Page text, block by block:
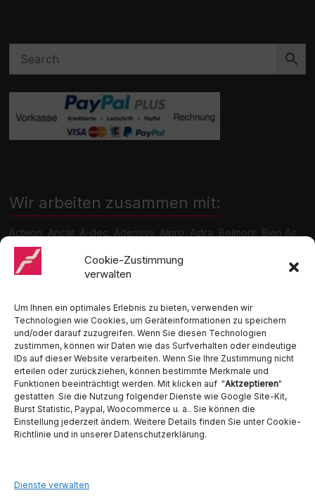
Cookie-Zustimmung
verwalten
Um Ihnen ein optimales Erlebnis zu bieten, verwenden wir
Technologien wie Cookies, um Geräteinformationen zu speichern
und/oder darauf zuzugreifen. Wenn Sie diesen Technologien
zustimmen, können wir Daten wie das Surfverhalten oder eindeutige
IDs auf dieser Website verarbeiten. Wenn Sie Ihre Zustimmung nicht
erteilen oder zurückziehen, können bestimmte Merkmale und
Funktionen beeinträchtigt werden. Mit klicken auf "Aktzeptieren"
gestatten Sie die Nutzung folgender Dienste wie Google Site-Kit,
Burst Statistic, Paypal, Woocommerce u. a.. Sie können die
Einstellung jederzeit ändern. Weitere Details finden Sie unter Cookie-
Richtlinie und in unserer Datenschutzerklärung.
Dienste verwalten
Wir arbeiten zusammen mit:
Acteon, Ancar, A-dec, Adenysy, Alpro, Astra, Belmont, Bien Air,
Cattani, Chirana, DCI, Dürr, ETI, Euronda, Faro, Gcomm, KaVo,
Medentex, Melag, Midmark, Metasys, MK-Dent, NSK, Ophardt
Hygiene, Ritter, Satelec, Scican, TKD, Velopex, u.v.m
Ambident GmbH
Dental Geräte Handel und Service
Neumannstraße 3B
Fax.: 030 54 83 72 85